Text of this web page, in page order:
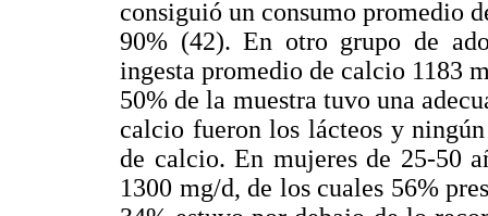
consiguió un consumo promedio
90% (42). En otro grupo de
ingesta promedio de calcio 1183
50% de la muestra tuvo una
calcio fueron los lácteos y
de calcio. En mujeres de 25-50
1300 mg/d, de los cuales 56%